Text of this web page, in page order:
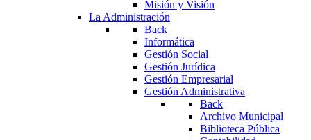
Misión y Visión
La Administración
Back
Informática
Gestión Social
Gestión Jurídica
Gestión Empresarial
Gestión Administrativa
Back
Archivo Municipal
Biblioteca Pública